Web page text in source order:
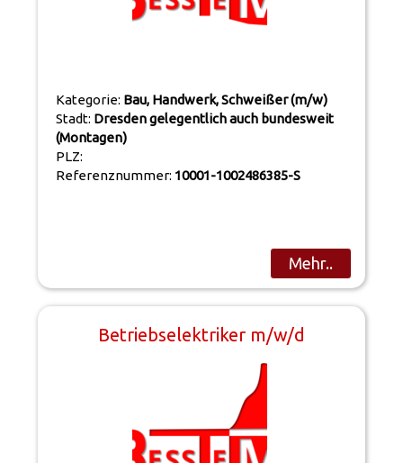
Kategorie: Bau, Handwerk, Schweißer (m/w)
Stadt: Dresden gelegentlich auch bundesweit
(Montagen)
PLZ:
Referenznummer: 10001-1002486385-S
Mehr..
Betriebselektriker m/w/d